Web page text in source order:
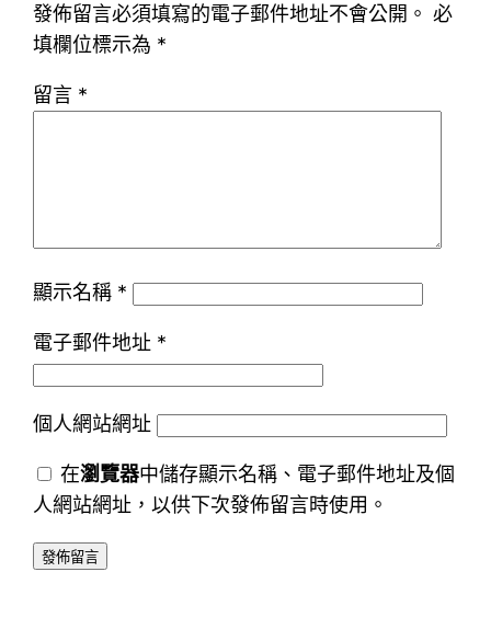
發佈留言必須填寫的電子郵件地址不會公開。 必
填欄位標示為 *
留言 *
顯示名稱 *
電子郵件地址 *
個人網站網址
在瀏覽器中儲存顯示名稱、電子郵件地址及個
人網站網址，以供下次發佈留言時使用。